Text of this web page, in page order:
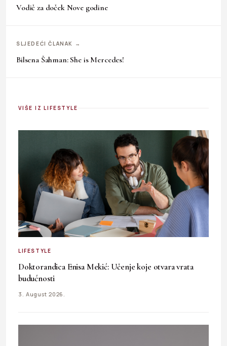
Vodič za doček Nove godine
SLJEDEĆI ČLANAK →
Bilsena Šahman: She is Mercedes!
VIŠE IZ LIFESTYLE
LIFESTYLE
Doktorandica Enisa Mekić: Učenje koje otvara vrata
budućnosti
3. August 2026.